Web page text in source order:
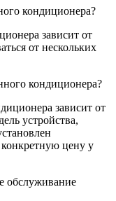
кондиционера?
зависит от
от нескольких
кондиционера?
зависит от
устройства,
конкретную цену у
обслуживание